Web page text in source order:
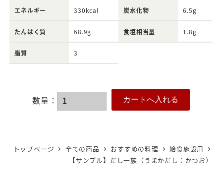
エネルギー 330kcal 炭水化物 6.5g
たんぱく質 68.9g 食塩相当量 1.8g
脂質 3
数量：
トップページ 全ての商品 おすすめの料理
給食施設用
【サンプル】だし一族（うまかだし：かつお）